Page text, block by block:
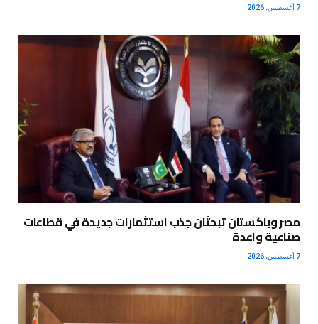
7 أغسطس، 2026
مصر وباكستان تبحثان جذب استثمارات جديدة في قطاعات
صناعية واعدة
7 أغسطس، 2026